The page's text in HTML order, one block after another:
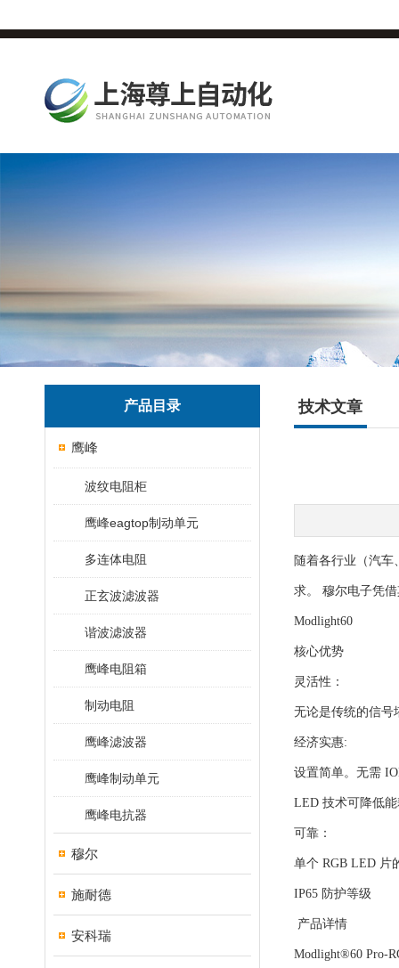
产品目录
鹰峰
波纹电阻柜
鹰峰eagtop制动单元
多连体电阻
正玄波滤波器
谐波滤波器
鹰峰电阻箱
制动电阻
鹰峰滤波器
鹰峰制动单元
鹰峰电抗器
穆尔
施耐德
安科瑞
技术文章
随着各行业（汽
求。 穆尔电子凭
Modlight60
核心优势
灵活性：
无论是传统的信号
经济实惠:
设置简单。无需
LED 技术可降低
可靠：
单个 RGB LED 片
IP65 防护等级
产品详情
Modlight®60 Pro-